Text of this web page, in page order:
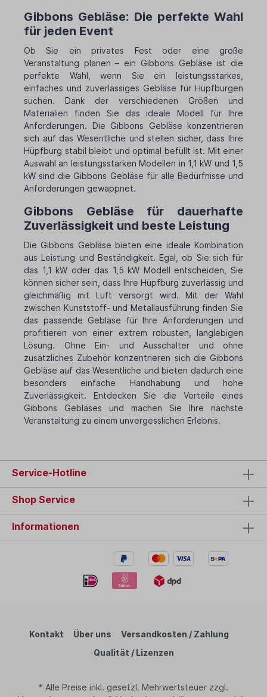
Gibbons Gebläse: Die perfekte Wahl
für jeden Event
Ob Sie ein privates Fest oder eine große
Veranstaltung planen – ein Gibbons Gebläse ist die
perfekte Wahl, wenn Sie ein leistungsstarkes,
einfaches und zuverlässiges Gebläse für Hüpfburgen
suchen. Dank der verschiedenen Größen und
Materialien finden Sie das ideale Modell für Ihre
Anforderungen. Die Gibbons Gebläse konzentrieren
sich auf das Wesentliche und stellen sicher, dass Ihre
Hüpfburg stabil bleibt und optimal befüllt ist. Mit einer
Auswahl an leistungsstarken Modellen in 1,1 kW und 1,5
kW sind die Gibbons Gebläse für alle Bedürfnisse und
Anforderungen gewappnet.
Gibbons Gebläse für dauerhafte
Zuverlässigkeit und beste Leistung
Die Gibbons Gebläse bieten eine ideale Kombination
aus Leistung und Beständigkeit. Egal, ob Sie sich für
das 1,1 kW oder das 1,5 kW Modell entscheiden, Sie
können sicher sein, dass Ihre Hüpfburg zuverlässig und
gleichmäßig mit Luft versorgt wird. Mit der Wahl
zwischen Kunststoff- und Metallausführung finden Sie
das passende Gebläse für Ihre Anforderungen und
profitieren von einer extrem robusten, langlebigen
Lösung. Ohne Ein- und Ausschalter und ohne
zusätzliches Zubehör konzentrieren sich die Gibbons
Gebläse auf das Wesentliche und bieten dadurch eine
besonders einfache Handhabung und hohe
Zuverlässigkeit. Entdecken Sie die Vorteile eines
Gibbons Gebläses und machen Sie Ihre nächste
Veranstaltung zu einem unvergesslichen Erlebnis.
Service-Hotline
Shop Service
Informationen
Kontakt Über uns
Versandkosten / Zahlung
Qualität / Lizenzen
* Alle Preise inkl. gesetzl. Mehrwertsteuer zzgl.